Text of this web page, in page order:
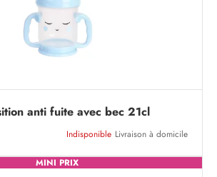
anti fuite avec bec 21cl
Indisponible Livraison à domicile
MINI PRIX